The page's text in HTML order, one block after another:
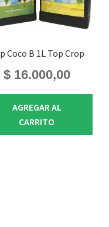
Coco B 1L Top Crop
$16.000,00
AGREGAR AL
CARRITO